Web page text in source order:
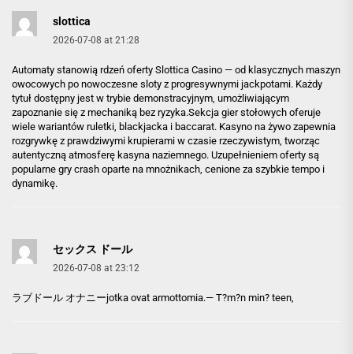
slottica
2026-07-08 at 21:28
Automaty stanowią rdzeń oferty Slottica Casino — od klasycznych maszyn
owocowych po nowoczesne sloty z progresywnymi jackpotami. Każdy
tytuł dostępny jest w trybie demonstracyjnym, umożliwiającym
zapoznanie się z mechaniką bez ryzyka.Sekcja gier stołowych oferuje
wiele wariantów ruletki, blackjacka i baccarat. Kasyno na żywo zapewnia
rozgrywkę z prawdziwymi krupierami w czasie rzeczywistym, tworząc
autentyczną atmosferę kasyna naziemnego. Uzupełnieniem oferty są
popularne gry crash oparte na mnożnikach, cenione za szybkie tempo i
dynamikę.
セックス ドール
2026-07-08 at 23:12
ラブドール オナニーjotka ovat armottomia.— T?m?n min? teen,